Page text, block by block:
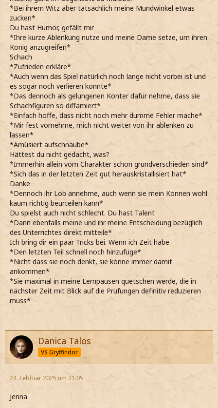
*Bei ihrem Witz aber tatsächlich meine Mundwinkel etwas
zucken*
Du hast Humor, gefällt mir
*Ihre kurze Ablenkung nutze und meine Dame setze, um ihren
König anzugreifen*
Schach
*Zufrieden erkläre*
*Auch wenn das Spiel natürlich noch lange nicht vorbei ist und
es sogar noch verlieren könnte*
*Das dennoch als gelungenen Konter dafür nehme, dass sie
Schachfiguren so diffamiert*
*Einfach hoffe, dass nicht noch mehr dumme Fehler mache*
*Mir fest vornehme, mich nicht weiter von ihr ablenken zu
lassen*
*Amüsiert aufschnaube*
Hättest du nicht gedacht, was?
*Immerhin allein vom Charakter schon grundverschieden sind*
*Sich das in der letzten Zeit gut herauskristallisiert hat*
Danke
*Dennoch ihr Lob annehme, auch wenn sie mein Können wohl
kaum richtig beurteilen kann*
Du spielst auch nicht schlecht. Du hast Talent
*Dann ebenfalls meine und ihr meine Entscheidung bezüglich
des Unterrichtes direkt mitteile*
Ich bring dir ein paar Tricks bei. Wenn ich Zeit habe
*Den letzten Teil schnell noch hinzufüge*
*Nicht dass sie noch denkt, sie könne immer damit
ankommen*
*Sie maximal in meine Lernpausen quetschen werde, die in
nächster Zeit mit Blick auf die Prüfungen definitiv reduzieren
muss*
Danica Talos
VS Gryffindor
24. Februar 2025 um 21:05
Jenna